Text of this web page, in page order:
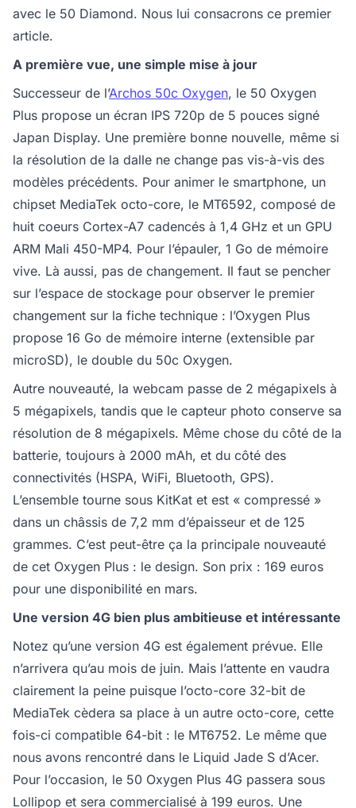
avec le 50 Diamond. Nous lui consacrons ce premier
article.
A première vue, une simple mise à jour
Successeur de l’Archos 50c Oxygen, le 50 Oxygen
Plus propose un écran IPS 720p de 5 pouces signé
Japan Display. Une première bonne nouvelle, même si
la résolution de la dalle ne change pas vis-à-vis des
modèles précédents. Pour animer le smartphone, un
chipset MediaTek octo-core, le MT6592, composé de
huit coeurs Cortex-A7 cadencés à 1,4 GHz et un GPU
ARM Mali 450-MP4. Pour l’épauler, 1 Go de mémoire
vive. Là aussi, pas de changement. Il faut se pencher
sur l’espace de stockage pour observer le premier
changement sur la fiche technique : l’Oxygen Plus
propose 16 Go de mémoire interne (extensible par
microSD), le double du 50c Oxygen.
Autre nouveauté, la webcam passe de 2 mégapixels à
5 mégapixels, tandis que le capteur photo conserve sa
résolution de 8 mégapixels. Même chose du côté de la
batterie, toujours à 2000 mAh, et du côté des
connectivités (HSPA, WiFi, Bluetooth, GPS).
L’ensemble tourne sous KitKat et est « compressé »
dans un châssis de 7,2 mm d’épaisseur et de 125
grammes. C’est peut-être ça la principale nouveauté
de cet Oxygen Plus : le design. Son prix : 169 euros
pour une disponibilité en mars.
Une version 4G bien plus ambitieuse et intéressante
Notez qu’une version 4G est également prévue. Elle
n’arrivera qu’au mois de juin. Mais l’attente en vaudra
clairement la peine puisque l’octo-core 32-bit de
MediaTek cèdera sa place à un autre octo-core, cette
fois-ci compatible 64-bit : le MT6752. Le même que
nous avons rencontré dans le Liquid Jade S d’Acer.
Pour l’occasion, le 50 Oxygen Plus 4G passera sous
Lollipop et sera commercialisé à 199 euros. Une